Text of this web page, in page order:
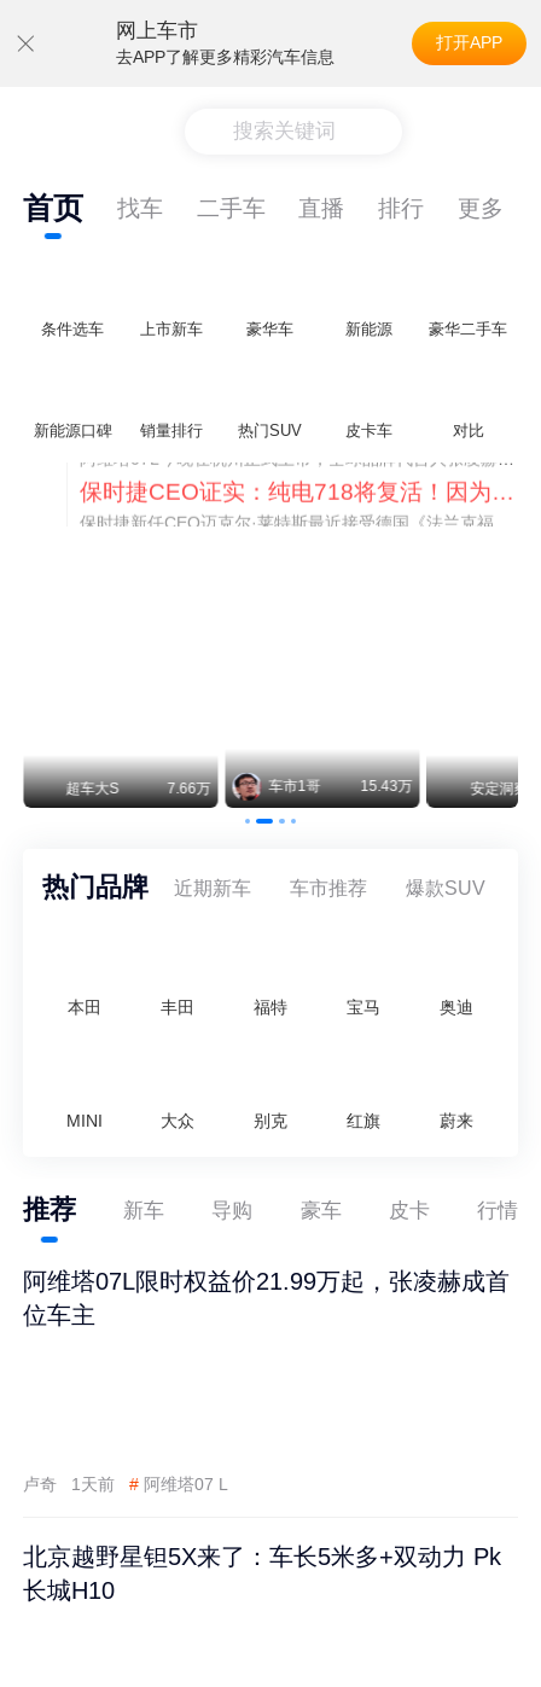
网上车市
去APP了解更多精彩汽车信息
打开APP
搜索关键词
首页 找车 二手车 直播 排行 更多
条件选车 上市新车 豪华车 新能源 豪华二手车
新能源口碑 销量排行 热门SUV 皮卡车 对比
阿维塔07L限时权益价21.99万起，张凌赫成首位车主
车市1哥 15.43万 安定洞察 8.07万 智电出行
热门品牌 近期新车 车市推荐 爆款SUV
本田 丰田 福特 宝马 奥迪
MINI 大众 别克 红旗 蔚来
推荐 新车 导购 豪车 皮卡 行情
阿维塔07L限时权益价21.99万起，张凌赫成首
位车主
卢奇 1天前 # 阿维塔07 L
北京越野星钽5X来了：车长5米多+双动力 Pk
长城H10